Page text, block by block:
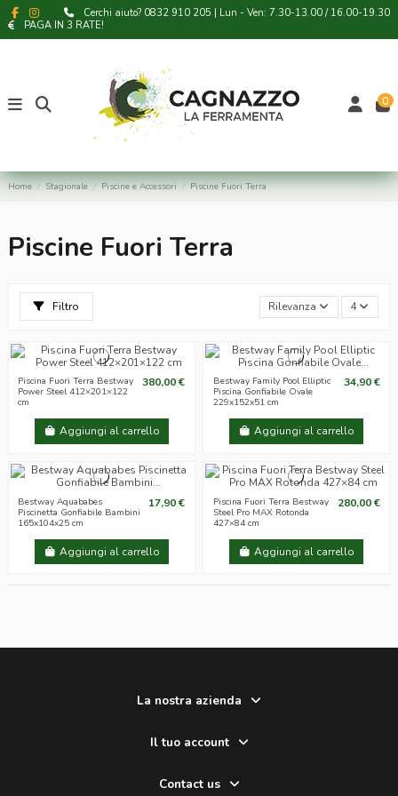
Cerchi aiuto? 0832 910 205 | Lun - Ven: 7.30-13.00 / 16.00-19.30
PAGA IN 3 RATE!
0
Home Stagionale Piscine e Accessori Piscine Fuori Terra
Piscine Fuori Terra
Filtro Rilevanza 4
Piscina Fuori Terra Bestway
Power Steel 412×201×122
cm
380,00 €
Aggiungi al carrello
Bestway Family Pool Elliptic
Piscina Gonfiabile Ovale
229x152x51 cm
34,90 €
Aggiungi al carrello
Bestway Aquababes
Piscinetta Gonfiabile Bambini
165x104x25 cm
17,90 €
Aggiungi al carrello
Piscina Fuori Terra Bestway
Steel Pro MAX Rotonda
427×84 cm
280,00 €
Aggiungi al carrello
La nostra azienda
Il tuo account
Contact us